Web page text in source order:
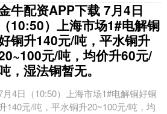
牛配资APP下载 7月4日
（10:50）上海市场1#电解铜
铜升140元/吨，平水铜升
元/吨，均价升60元/
，湿法铜暂无。
月4日（10:50）上海市场1#电解铜好铜
140元/吨，平水铜升20~100元/吨，均